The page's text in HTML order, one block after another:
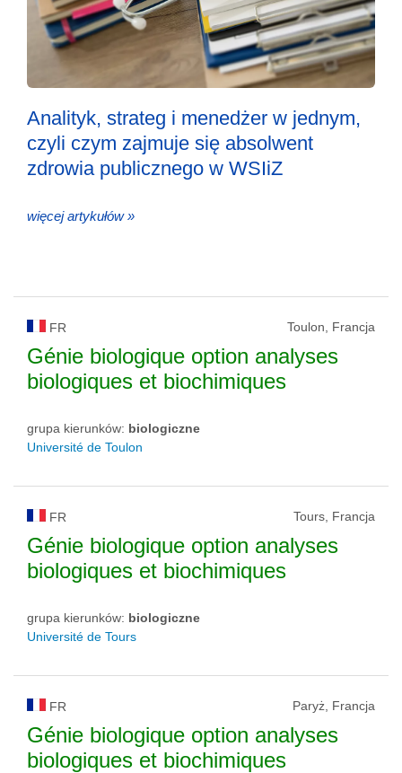
Analityk, strateg i menedżer w jednym,
czyli czym zajmuje się absolwent
zdrowia publicznego w WSIiZ
więcej artykułów »
FR Toulon, Francja
Génie biologique option analyses
biologiques et biochimiques
grupa kierunków: biologiczne
Université de Toulon
FR Tours, Francja
Génie biologique option analyses
biologiques et biochimiques
grupa kierunków: biologiczne
Université de Tours
FR Paryż, Francja
Génie biologique option analyses
biologiques et biochimiques